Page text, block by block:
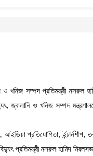
ও খনিজ সম্পদ প্রতিমন্ত্রী নসরুল
জ্বালানি ও খনিজ সম্পদ
প্রতিযোগিতা, ইন্টার্নশীপ,
প্রতিমন্ত্রী নসরুল হামিদ